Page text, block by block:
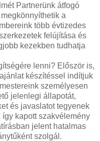
Partnerünk átfogó
a
több évtizedes
felújítása és
kezekben tudhatja
lenni? Először is,
készítéssel indítjuk
személyesen
jelenlegi állapotát,
és javaslatot tegyenek
kapott szakvélemény
jelent hatalmas
szolgál.